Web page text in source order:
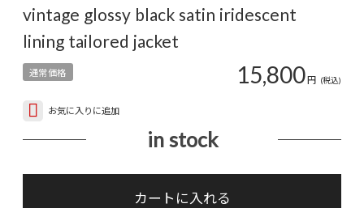
vintage glossy black satin iridescent
lining tailored jacket
通常価格 15,800円 (税込)
お気に入りに追加
in stock
カートに入れる